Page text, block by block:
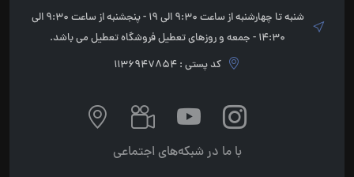
شنبه تا چهارشنبه از ساعت 9:30 الی 19 - پنجشنبه از ساعت 9:30 الی
14:30 - جمعه و روزهای تعطیل فروشگاه تعطیل می باشد.
کد پستی : 1136947854
با ما در شبکه‌های اجتماعی